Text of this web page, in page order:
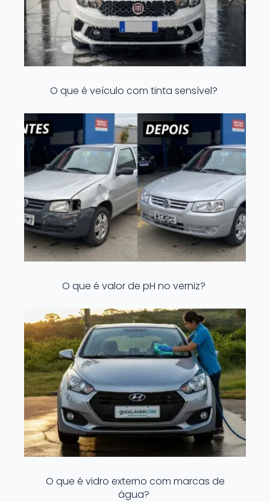
O que é veículo com tinta sensível?
O que é valor de pH no verniz?
O que é vidro externo com marcas de
água?